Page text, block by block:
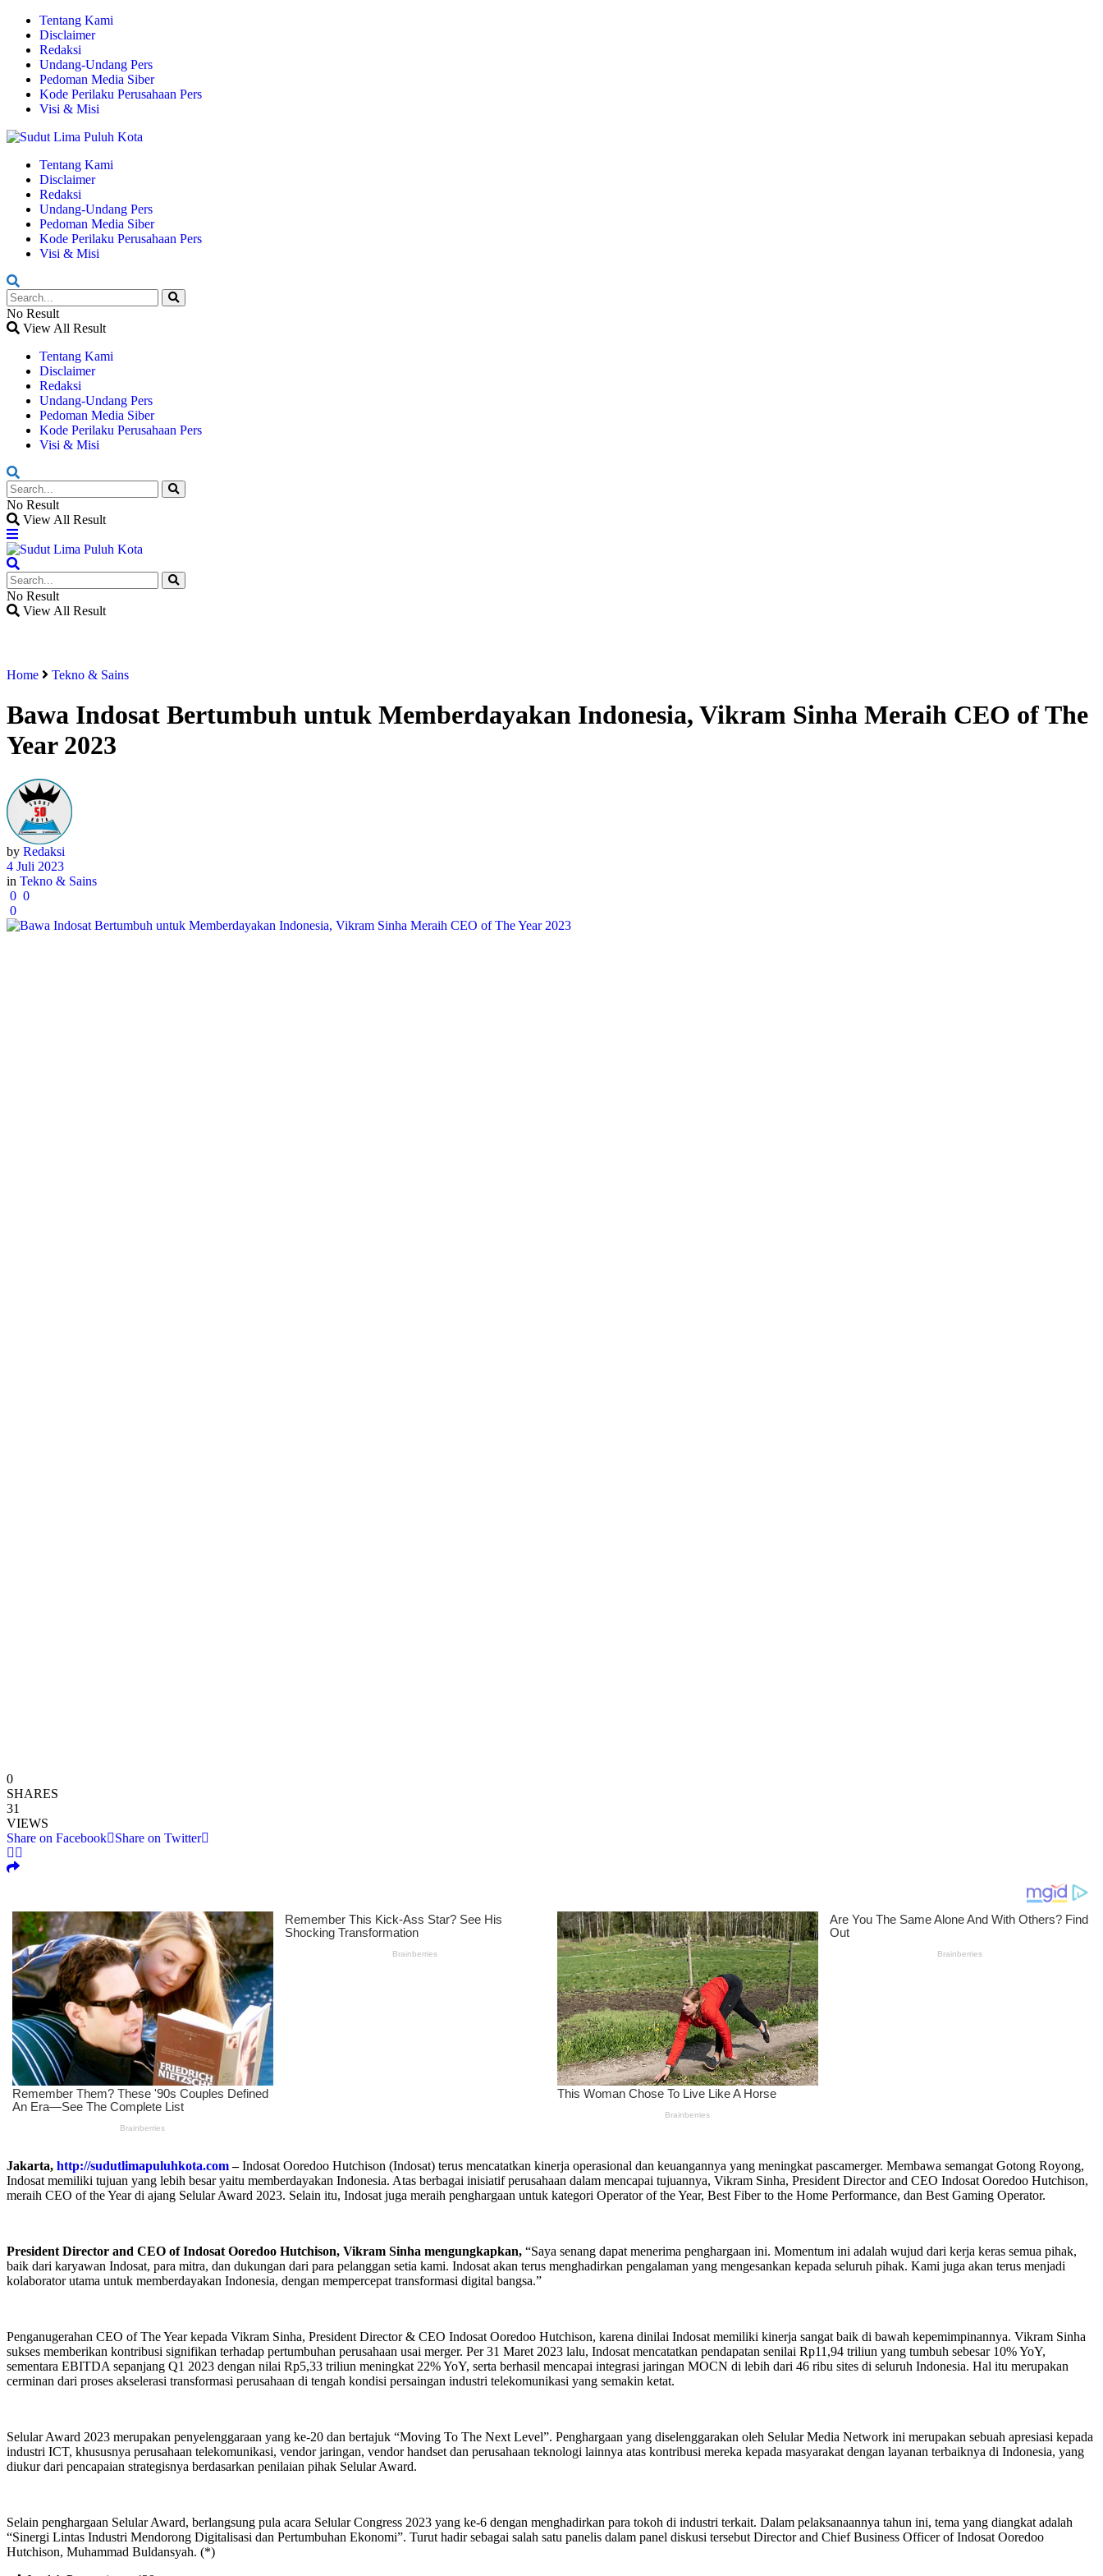
Tentang Kami
Disclaimer
Redaksi
Undang-Undang Pers
Pedoman Media Siber
Kode Perilaku Perusahaan Pers
Visi & Misi
Tentang Kami
Disclaimer
Redaksi
Undang-Undang Pers
Pedoman Media Siber
Kode Perilaku Perusahaan Pers
Visi & Misi
No Result
View All Result
Tentang Kami
Disclaimer
Redaksi
Undang-Undang Pers
Pedoman Media Siber
Kode Perilaku Perusahaan Pers
Visi & Misi
No Result
View All Result
No Result
View All Result
Home Tekno & Sains
Bawa Indosat Bertumbuh untuk Memberdayakan Indonesia, Vikram Sinha Meraih CEO of The
Year 2023
by Redaksi
4 Juli 2023
in Tekno & Sains
0 0
0
0
SHARES
31
VIEWS
Share on Facebook
Share on Twitter
Jakarta, http://sudutlimapuluhkota.com–Indosat Ooredoo Hutchison (Indosat) terus mencatatkan kinerja operasional dan keuangannya yang meningkat pascamerger. Membawa semangat Gotong Royong,
Indosat memiliki tujuan yang lebih besar yaitu memberdayakan Indonesia. Atas berbagai inisiatif perusahaan dalam mencapai tujuannya, Vikram Sinha, President Director and CEO Indosat Ooredoo Hutchison,
meraih CEO of the Year di ajang Selular Award 2023. Selain itu, Indosat juga meraih penghargaan untuk kategori Operator of the Year, Best Fiber to the Home Performance, dan Best Gaming Operator.
President Director and CEO of Indosat Ooredoo Hutchison, Vikram Sinha mengungkapkan, “Saya senang dapat menerima penghargaan ini. Momentum ini adalah wujud dari kerja keras semua pihak,
baik dari karyawan Indosat, para mitra, dan dukungan dari para pelanggan setia kami. Indosat akan terus menghadirkan pengalaman yang mengesankan kepada seluruh pihak. Kami juga akan terus menjadi
kolaborator utama untuk memberdayakan Indonesia, dengan mempercepat transformasi digital bangsa.”
Penganugerahan CEO of The Year kepada Vikram Sinha, President Director & CEO Indosat Ooredoo Hutchison, karena dinilai Indosat memiliki kinerja sangat baik di bawah kepemimpinannya. Vikram Sinha
sukses memberikan kontribusi signifikan terhadap pertumbuhan perusahaan usai merger. Per 31 Maret 2023 lalu, Indosat mencatatkan pendapatan senilai Rp11,94 triliun yang tumbuh sebesar 10% YoY,
sementara EBITDA sepanjang Q1 2023 dengan nilai Rp5,33 triliun meningkat 22% YoY, serta berhasil mencapai integrasi jaringan MOCN di lebih dari 46 ribu sites di seluruh Indonesia. Hal itu merupakan
cerminan dari proses akselerasi transformasi perusahaan di tengah kondisi persaingan industri telekomunikasi yang semakin ketat.
Selular Award 2023 merupakan penyelenggaraan yang ke-20 dan bertajuk “Moving To The Next Level”. Penghargaan yang diselenggarakan oleh Selular Media Network ini merupakan sebuah apresiasi kepada
industri ICT, khususnya perusahaan telekomunikasi, vendor jaringan, vendor handset dan perusahaan teknologi lainnya atas kontribusi mereka kepada masyarakat dengan layanan terbaiknya di Indonesia, yang
diukur dari pencapaian strategisnya berdasarkan penilaian pihak Selular Award.
Selain penghargaan Selular Award, berlangsung pula acara Selular Congress 2023 yang ke-6 dengan menghadirkan para tokoh di industri terkait. Dalam pelaksanaannya tahun ini, tema yang diangkat adalah
“Sinergi Lintas Industri Mendorong Digitalisasi dan Pertumbuhan Ekonomi”. Turut hadir sebagai salah satu panelis dalam panel diskusi tersebut Director and Chief Business Officer of Indosat Ooredoo
Hutchison, Muhammad Buldansyah. (*)